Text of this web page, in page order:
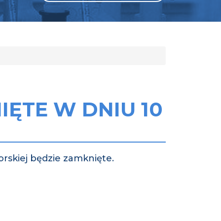
GLI
SH
W DNIU 10
będzie zamknięte.